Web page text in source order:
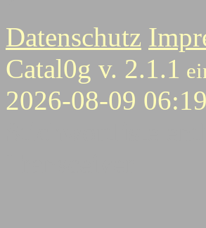
Datenschutz
Catal0g v. 2.1.1
2026-08-09